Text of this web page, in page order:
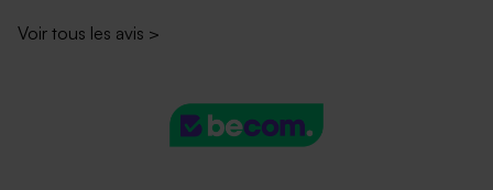
Voir tous les avis >